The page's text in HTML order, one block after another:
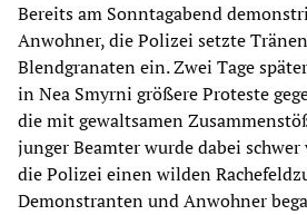
Bereits am Sonntagabend
Anwohner, die Polizei setzte
Blendgranaten ein. Zwei Tage
in Nea Smyrni größere Proteste
die mit gewaltsamen
junger Beamter wurde dabei
die Polizei einen wilden
Demonstranten und Anwohner